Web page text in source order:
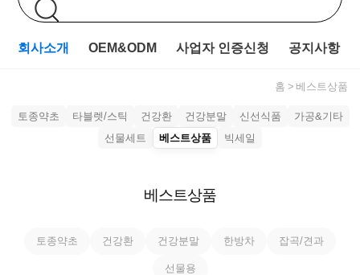
회사소개 OEM&ODM 사업자 인증신청 공지사항
홈 베스트상품
토종약초 타블렛/스틱 건강환 건강분말 신선식품
가공&기타
선물세트
베스트상품 빅세일
베스트상품
토종약초 건강환 건강분말 한방차 잡곡/견과
선물용